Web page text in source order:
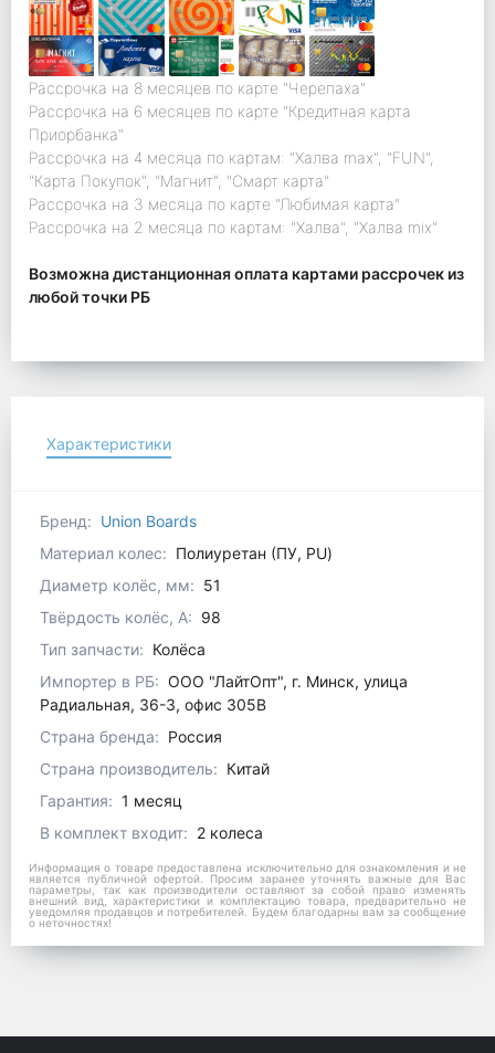
Рассрочка на 8 месяцев по карте "Черепаха"
Рассрочка на 6 месяцев по карте "Кредитная карта
Приорбанка"
Рассрочка на 4 месяца по картам: "Халва max", "FUN",
"Карта Покупок", "Магнит", "Смарт карта"
Рассрочка на 3 месяца по карте "Любимая карта"
Рассрочка на 2 месяца по картам: "Халва", "Халва mix"
Возможна дистанционная оплата картами рассрочек из
любой точки РБ
Характеристики
Бренд: Union Boards
Материал колес: Полиуретан (ПУ, PU)
Диаметр колёс, мм: 51
Твёрдость колёс, А: 98
Тип запчасти: Колёса
Импортер в РБ: ООО "ЛайтОпт", г. Минск, улица
Радиальная, 36-3, офис 305В
Страна бренда: Россия
Страна производитель: Китай
Гарантия: 1 месяц
В комплект входит: 2 колеса
Информация о товаре предоставлена исключительно для ознакомления и не
является публичной офертой. Просим заранее уточнять важные для Вас
параметры, так как производители оставляют за собой право изменять
внешний вид, характеристики и комплектацию товара, предварительно не
уведомляя продавцов и потребителей. Будем благодарны вам за сообщение
о неточностях!